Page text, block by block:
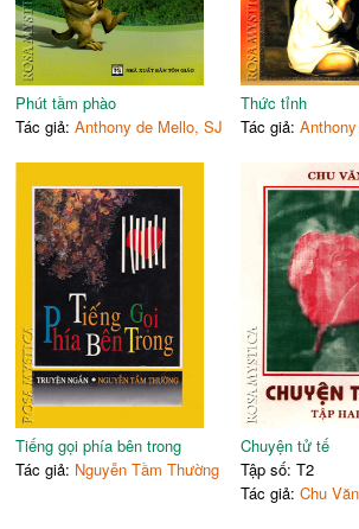
Phút tầm phào
Tác giả: Anthony de Mello, SJ
Thức tỉnh
Tác giả:
Tiếng gọi phía bên trong
Tác giả: Nguyễn Tầm Thường
Chuyện tử tế
Tập số: T2
Tác giả: Chu Văn